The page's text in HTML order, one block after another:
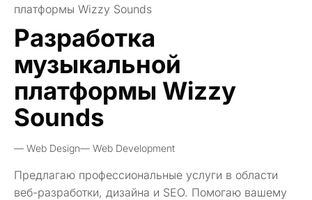
платформы Wizzy Sounds
Разработка
музыкальной
платформы Wizzy
Sounds
Web Design Web Development
Предлагаю профессиональные услуги в области
веб-разработки, дизайна и SEO. Помогаю вашему